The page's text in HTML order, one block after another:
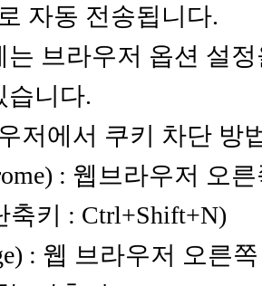
자동 전송됩니다.
브라우저 옵션 설
습니다.
저에서 쿠키 차단 방
: 웹브라우저 오른
축키 : Ctrl+Shift+N)
: 웹 브라우저 오른